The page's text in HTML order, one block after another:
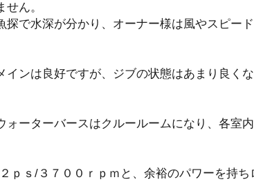
ん。
で水深が分かり、オーナー様は風やスピー
ンは良好ですが、ジブの状態はあまり良く
ーターバースはクルールームになり、各室
ｓ/３７００ｒｐｍと、余裕のパワーを持ち